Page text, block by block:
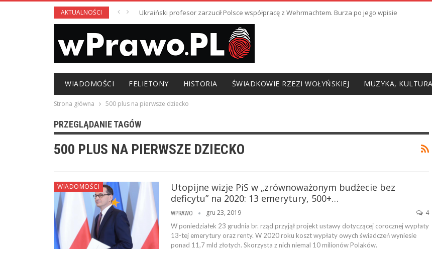
AKTUALNOŚCI Ukraiński profesor zarzucił Polsce współpracę z Wehrmachtem. Burza po jego wpisie
WIADOMOŚCI FELIETONY HISTORIA ŚWIADKOWIE RZEZI WOŁYŃSKIEJ MUZYKA,
Strona główna 500 plus na pierwsze dziecko
PRZEGLĄDANIE TAGÓW
500 PLUS NA PIERWSZE DZIECKO
WIADOMOŚCI
Utopijne wizje PiS w „zrównoważonym budżecie bez
deficytu” na 2020: 13 emerytury, 500+…
WPRAWO gru 23, 2019 4
W poniedziałek 23 grudnia br. rząd przyjął projekt ustawy dotyczącej corocznej wypłaty
13-tej emerytury oraz renty. W 2020 roku koszt wypłaty owych świadczeń wyniesie
ponad 11,7 mld złotych. Skorzysta z nich niemal 10 milionów Polaków.